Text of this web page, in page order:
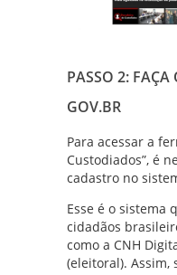
PASSO 2:
GOV.BR
Para acessar a
Custodiados”, é
cadastro no
Esse é o sistema
cidadãos
como a CNH
(eleitoral). Assim,